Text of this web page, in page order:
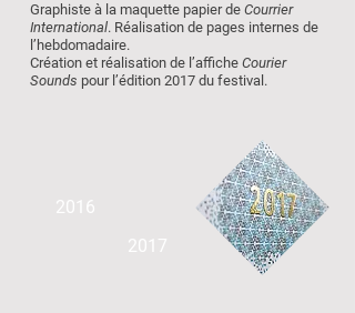
Graphiste à la maquette papier de Courrier
International. Réalisation de pages internes de
l’hebdomadaire.
Création et réalisation de l’affiche Courier
Sounds pour l’édition 2017 du festival.
2017
2016